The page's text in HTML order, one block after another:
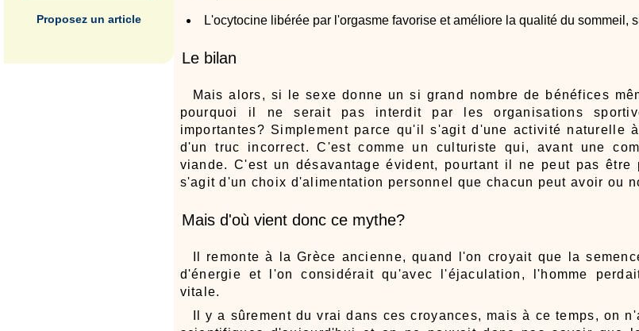
Proposez un article L'ocytocine libérée par l'orgasme favorise et améliore la qualité du sommeil,
Le bilan
Mais alors, si le sexe donne un si grand nombre de bénéfices
pourquoi il ne serait pas interdit par les organisations
importantes? Simplement parce qu'il s'agit d'une activité naturelle
d'un truc incorrect. C'est comme un culturiste qui, avant une
viande. C'est un désavantage évident, pourtant il ne peut pas être
s'agit d'un choix d'alimentation personnel que chacun peut avoir ou
Mais d'où vient donc ce mythe?
Il remonte à la Grèce ancienne, quand l'on croyait que la
d'énergie et l'on considérait qu'avec l'éjaculation, l'homme
vitale.
Il y a sûrement du vrai dans ces croyances, mais à ce temps, on